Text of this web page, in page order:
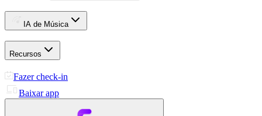
IA de Música
Recursos
Fazer check-in
Baixar app